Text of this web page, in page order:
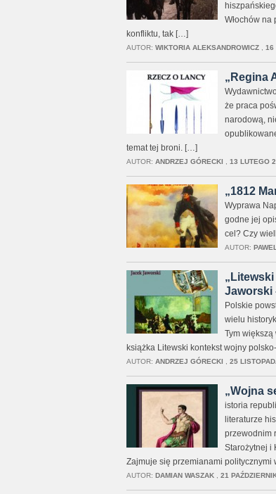
Włochów
konfliktu, tak […]
AUTOR: WIKTORIA ALEKSANDROWICZ, 16
„Regina
że praca
narodową,
temat tej broni. […]
AUTOR: ANDRZEJ GÓRECKI 13 LUTEGO
„1812
Wyprawa
godne jej
cel? Czy
AUTOR:
Jaworski
Polskie
wielu
Tym
książka Litewski kontekst wojny
AUTOR: ANDRZEJ GÓRECKI 25
„Wojna
istoria
literaturze
przewodnim
Starożytnej i
Zajmuje się przemianami
AUTOR: DAMIAN WASZAK, 21